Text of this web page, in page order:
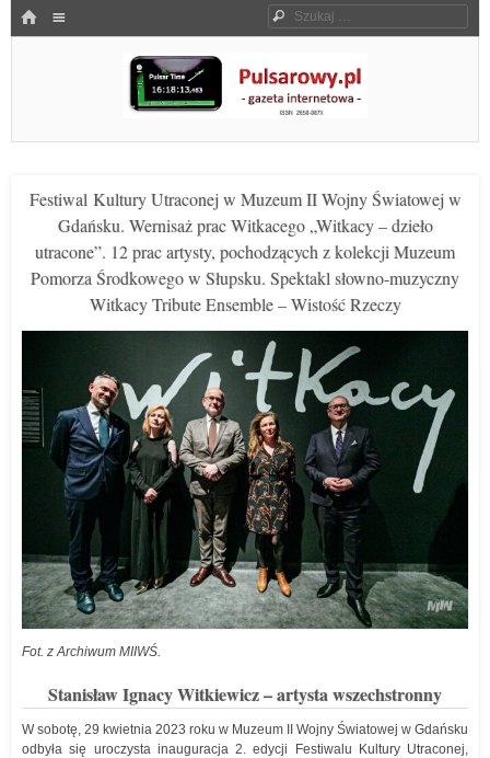
HOME Szukaj
Pulsarowy.pl
Festiwal Kultury Utraconej w Muzeum II Wojny Światowej w
Gdańsku. Wernisaż prac Witkacego „Witkacy – dzieło
utracone”. 12 prac artysty, pochodzących z kolekcji Muzeum
Pomorza Środkowego w Słupsku. Spektakl słowno-muzyczny
Witkacy Tribute Ensemble – Wistość Rzeczy
Fot. z Archiwum MIIWŚ.
Stanisław Ignacy Witkiewicz – artysta wszechstronny
W sobotę, 29 kwietnia 2023 roku w Muzeum II Wojny Światowej w Gdańsku
odbyła się uroczysta inauguracja 2. edycji Festiwalu Kultury Utraconej,